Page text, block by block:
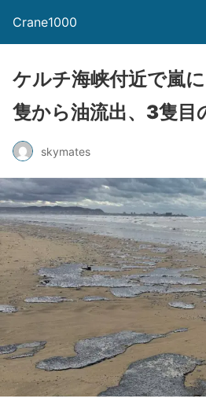
Crane1000
ケルチ海峡付近で嵐
隻から油流出、3隻目
skymates